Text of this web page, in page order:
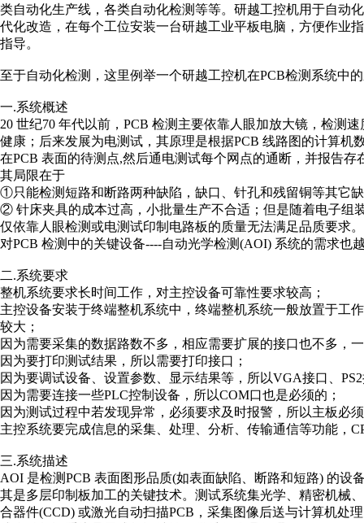
类自动化生产线，各类自动化检测等等。研越工控机用于自动
代化改造，在每个工位安装一台研越工业平板电脑，方便作业
指导。
至于自动化检测，这里例举一个研越工控机在PCB检测系统中
一.系统概述
20 世纪70 年代以前，PCB 检测主要依靠人眼加放大镜，检测
健康；后来发展为电测试，其原理是根据PCB 线路图的计算
在PCB 表面的待测点,然后通电测试每个网点的通断，并报告存
其局限在于
①只能检测短路和断路两种缺陷，缺口、针孔和残留铜等其它
② 针床夹具的成本过高，小批量生产不合适；但是随着电子组
仅依靠人眼检测或电测试印制电路板的质量无法满足品质要求
对PCB 检测中的关键设备----自动光学检测(AOI) 系统的需求也
二.系统要求
整机系统要求长时间工作，对主控设备可靠性要求较高；
主控设备安装于终端整机系统中，终端整机系统一般放置于工
较大；
因为需要采集的数据路数不多，相应需要扩展的接口也不多，
因为要打印测试结果，所以需要打印接口；
因为要调试设备、设置参数、显示结果等，所以VGA接口、
因为需要连接一些PLC控制设备，所以COM口也是必须的；
因为测试过程中若发现异常，必须要求及时报警，所以主板必
主控系统要完成信息的采集、处理、分析、传输通信等功能，
三.系统描述
AOI 是检测PCB 表面图形品质(如表面缺陷、断路和短路) 的
其是多层印制板加工的关键技术。测试系统集光学、精密机械
合器件(CCD) 或激光自动扫描PCB，采集图像后送与计算机处